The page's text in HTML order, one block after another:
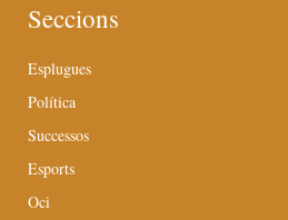
Seccions
Esplugues
Política
Successos
Esports
Oci